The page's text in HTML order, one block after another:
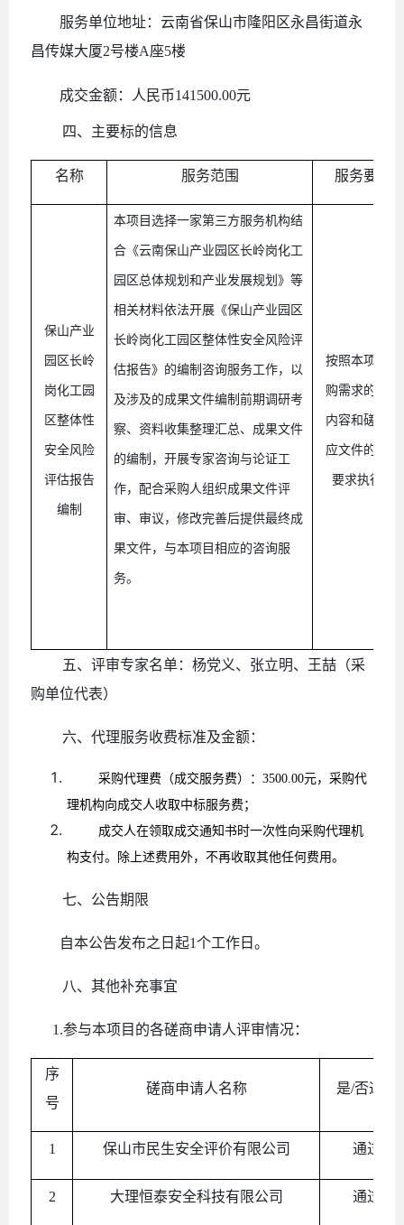
服务单位地址：云南省保山市隆阳区永昌街道永
昌传媒大厦2号楼A座5楼
成交金额：人民币141500.00元
四、主要标的信息
名称 服务范围 服务要求
保山产业
园区长岭
岗化工园
区整体性
安全风险
评估报告
编制
本项目选择一家第三方服务机构结
合《云南保山产业园区长岭岗化工
园区总体规划和产业发展规划》等
相关材料依法开展《保山产业园区
长岭岗化工园区整体性安全风险评
估报告》的编制咨询服务工作，以
及涉及的成果文件编制前期调研考
察、资料收集整理汇总、成果文件
的编制，开展专家咨询与论证工
作，配合采购人组织成果文件评
审、审议，修改完善后提供最终成
果文件，与本项目相应的咨询服
务。
按照本项目采
购需求的服务
内容和磋商响
应文件的相关
要求执行。
五、评审专家名单：杨党义、 张立明、 王喆 （采
购单位代表）
六、代理服务收费标准及金额：
采购代理费 （成交服务费）：3500.00元，采购代
理机构向成交人收取中标服务费 ；
成交人在领取成交通知书时一次性向采购代理机
构支付。除上述费用外，不再收取其他任何费用。
七、公告期限
自本公告发布之日起1个工作日。
八、其他补充事宜
1.参与本项目的各磋商申请人评审情况：
序
号
磋商申请人名称 是/否通过
1 保山市民生安全评价有限公司 通过资
2 大理恒泰安全科技有限公司 通过资